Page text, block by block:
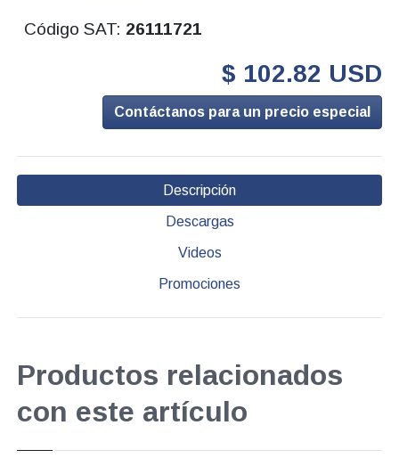
Código SAT: 26111721
$ 102.82 USD
Contáctanos para un precio especial
Descripción
Descargas
Videos
Promociones
Productos relacionados
con este artículo